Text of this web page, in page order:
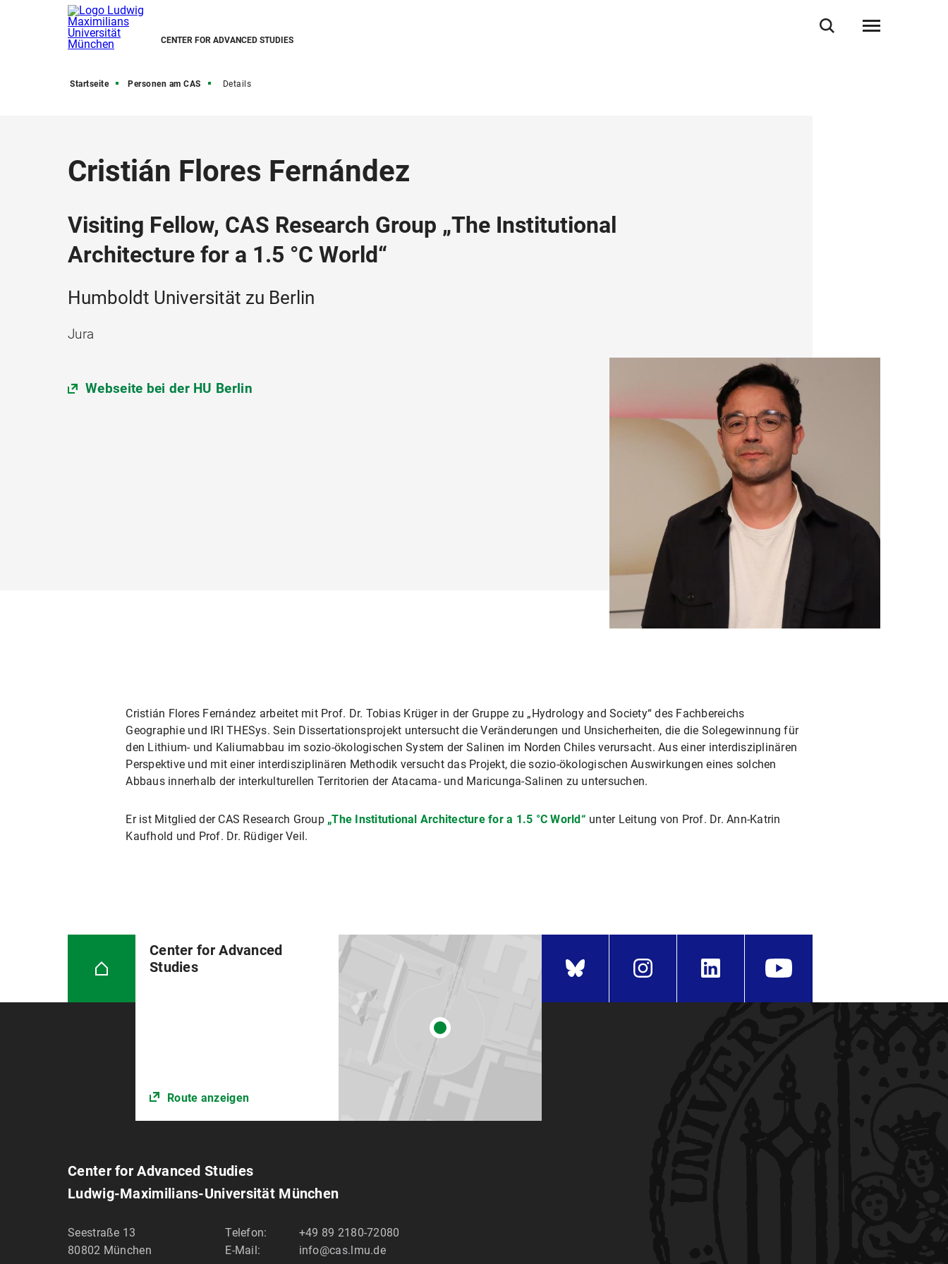
CENTER FOR ADVANCED STUDIES
Startseite Personen am CAS Details
Cristián Flores Fernández
Visiting Fellow, CAS Research Group „The Institutional
Architecture for a 1.5 °C World“
Humboldt Universität zu Berlin
Jura
Webseite bei der HU Berlin
Cristián Flores Fernández arbeitet mit Prof. Dr. Tobias Krüger in der Gruppe zu „Hydrology and Society“ des Fachbereichs
Geographie und IRI THESys. Sein Dissertationsprojekt untersucht die Veränderungen und Unsicherheiten, die die Solegewinnung für
den Lithium- und Kaliumabbau im sozio-ökologischen System der Salinen im Norden Chiles verursacht. Aus einer interdisziplinären
Perspektive und mit einer interdisziplinären Methodik versucht das Projekt, die sozio-ökologischen Auswirkungen eines solchen
Abbaus innerhalb der interkulturellen Territorien der Atacama- und Maricunga-Salinen zu untersuchen.
Er ist Mitglied der CAS Research Group „The Institutional Architecture for a 1.5 °C World“ unter Leitung von Prof. Dr. Ann-Katrin
Kaufhold und Prof. Dr. Rüdiger Veil.
Center for Advanced
Studies
Route anzeigen
Center for Advanced Studies
Ludwig-Maximilians-Universität München
Seestraße 13
80802 München
Telefon:
+49 89 2180-72080
E-Mail:
info@cas.lmu.de